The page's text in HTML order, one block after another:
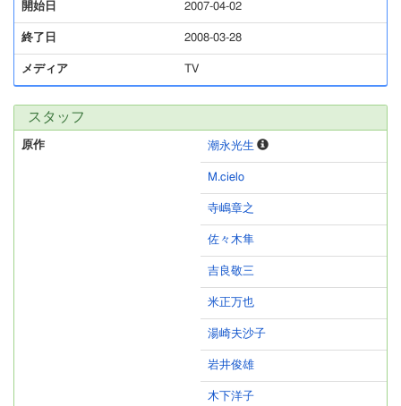
開始日 2007-04-02
終了日 2008-03-28
メディア TV
スタッフ
原作 潮永光生
M.cielo
寺嶋章之
佐々木隼
吉良敬三
米正万也
湯崎夫沙子
岩井俊雄
木下洋子